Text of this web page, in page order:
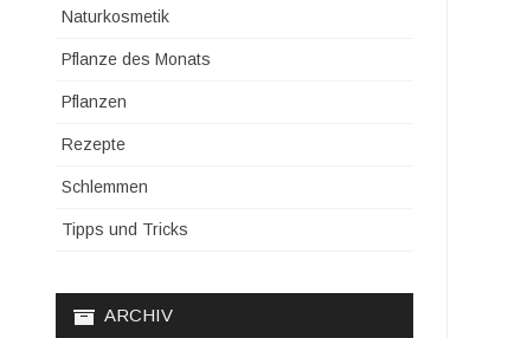
Naturkosmetik
Pflanze des Monats
Pflanzen
Rezepte
Schlemmen
Tipps und Tricks
ARCHIV